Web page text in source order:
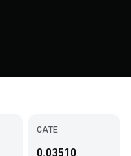
CATE
0.03510